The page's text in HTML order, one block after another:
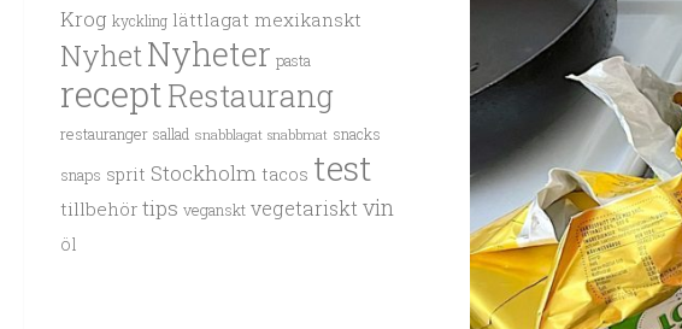
Krog kyckling lättlagat mexikanskt
NyhetNyheter pasta
receptRestaurang
restauranger sallad snabblagat snabbmat snacks
snaps sprit Stockholm tacos test
tillbehör tips veganskt vegetarisktvin
öl